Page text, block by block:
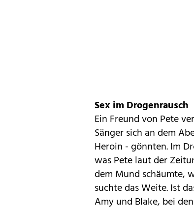
Sex im Drogenrausch
Ein Freund von Pete
Sänger sich an dem
Heroin - gönnten. Im
was Pete laut der
dem Mund schäumte,
suchte das Weite. Ist
Amy und Blake, bei